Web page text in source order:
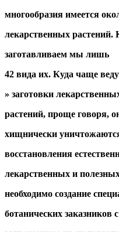
многообразия имеется
лекарственных
заготавливаем мы лишь
42 вида их. Куда чаще
» заготовки
растений, проще говоря,
хищнически
восстановления
лекарственных и
необходимо создание
ботанических заказников с